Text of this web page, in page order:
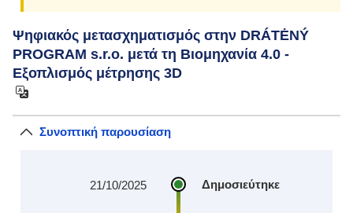
Ψηφιακός μετασχηματισμός στην DRÁTĖNÝ
PROGRAM s.r.o. μετά τη Βιομηχανία 4.0 -
Εξοπλισμός μέτρησης 3D
Συνοπτική παρουσίαση
Δημοσιεύτηκε
21/10/2025